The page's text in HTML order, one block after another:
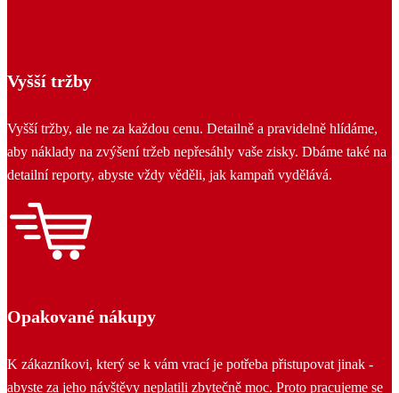
Vyšší tržby
Vyšší tržby, ale ne za každou cenu. Detailně a pravidelně hlídáme,
aby náklady na zvýšení tržeb nepřesáhly vaše zisky. Dbáme také na
detailní reporty, abyste vždy věděli, jak kampaň vydělává.
Opakované nákupy
K zákazníkovi, který se k vám vrací je potřeba přistupovat jinak -
abyste za jeho návštěvy neplatili zbytečně moc. Proto pracujeme se